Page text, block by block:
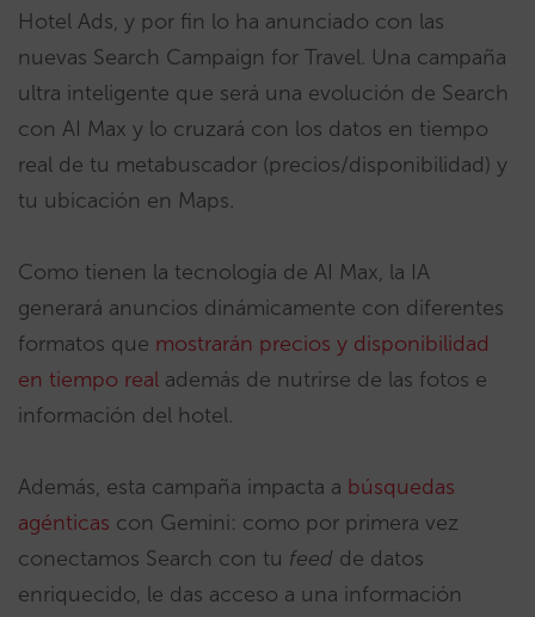
Hotel Ads, y por fin lo ha anunciado con las
nuevas Search Campaign for Travel. Una campaña
ultra inteligente que será una evolución de Search
con AI Max y lo cruzará con los datos en tiempo
real de tu metabuscador (precios/disponibilidad) y
tu ubicación en Maps.
Como tienen la tecnología de AI Max, la IA
generará anuncios dinámicamente con diferentes
formatos que mostrarán precios y disponibilidad
en tiempo real además de nutrirse de las fotos e
información del hotel.
Además, esta campaña impacta a búsquedas
agénticas con Gemini: como por primera vez
conectamos Search con tu feed de datos
enriquecido, le das acceso a una información